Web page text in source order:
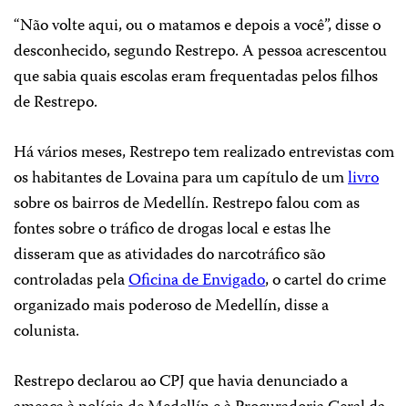
“Não volte aqui, ou o matamos e depois a você”, disse o
desconhecido, segundo Restrepo. A pessoa acrescentou
que sabia quais escolas eram frequentadas pelos filhos
de Restrepo.
Há vários meses, Restrepo tem realizado entrevistas com
os habitantes de Lovaina para um capítulo de umlivro
sobre os bairros de Medellín. Restrepo falou com as
fontes sobre o tráfico de drogas local e estas lhe
disseram que as atividades do narcotráfico são
controladas pelaOficina de Envigado, o cartel do crime
organizado mais poderoso de Medellín, disse a
colunista.
Restrepo declarou ao CPJ que havia denunciado a